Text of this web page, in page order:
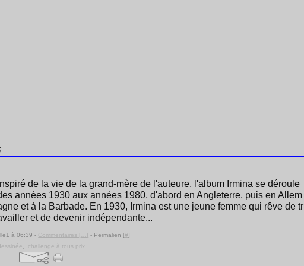
Inspiré de la vie de la grand-mère de l'auteure, l'album Irmina se déroule
années 1930 aux années 1980, d'abord en Angleterre, puis en Allem
et à la Barbade. En 1930, Irmina est une jeune femme qui rêve de tr
et de devenir indépendante...
à 06:39 - Commentaires [ ] - Permalien [#]
challenge à tous prix